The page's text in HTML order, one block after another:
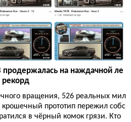
продержалась на наждачной ле
рекорд
вращения, 526 реальных мил
прототип пережил собс
в чёрный комок грязи. Кто